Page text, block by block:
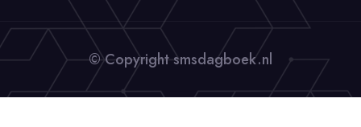
© Copyright smsdagboek.nl